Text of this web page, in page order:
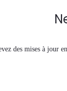
des mises à jour